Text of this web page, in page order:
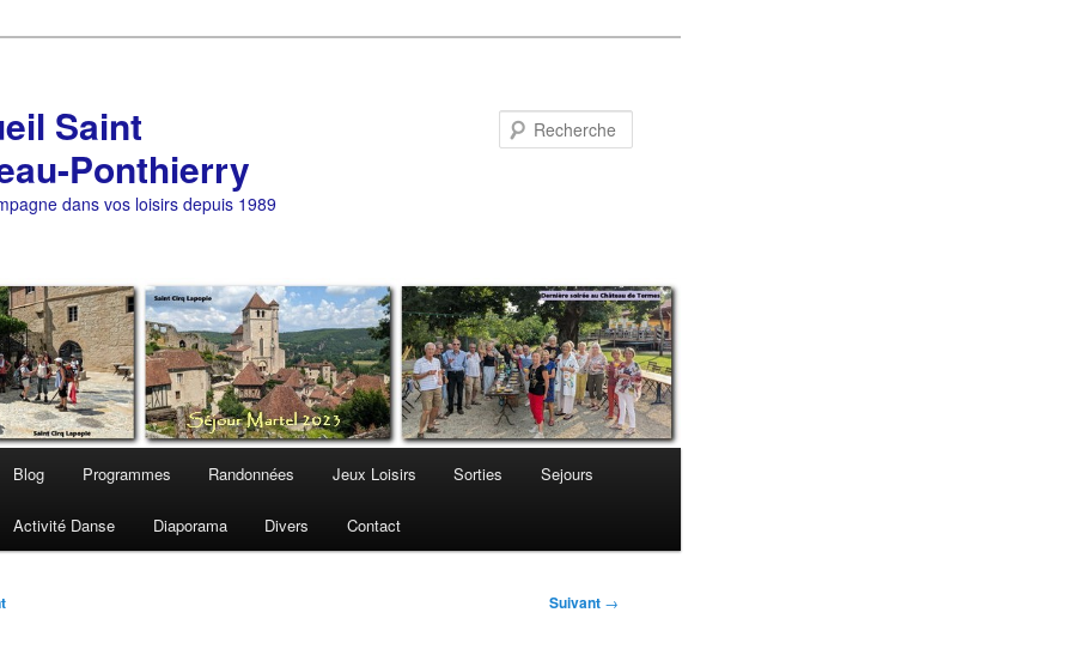
Saint
Ponthierry
dans vos loisirs depuis 1989
Blog Programmes Randonnées Jeux Loisirs Sorties Sejours
Activité Danse Diaporama Divers Contact
Suivant →